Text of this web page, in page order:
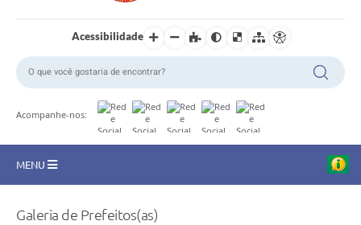
Acessibilidade
Acompanhe-nos:
MENU
CIDADE
Galeria de Prefeitos(as)